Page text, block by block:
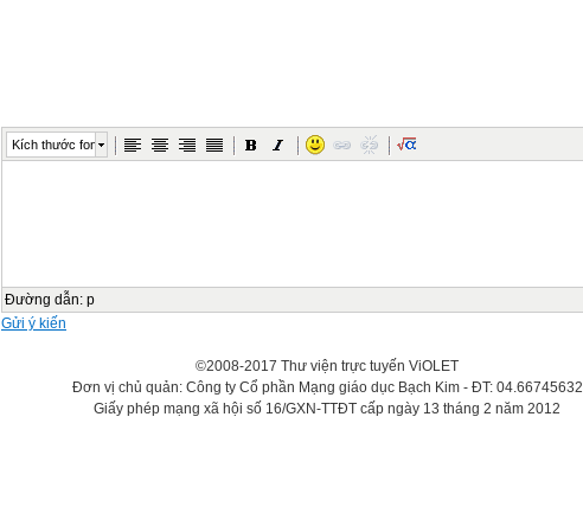
Kích thước font
Đường dẫn: p
Gửi ý kiến
©2008-2017 Thư viện trực tuyến ViOLET
Đơn vị chủ quản: Công ty Cổ phần Mạng giáo dục Bạch Kim - ĐT: 04.66745632
Giấy phép mạng xã hội số 16/GXN-TTĐT cấp ngày 13 tháng 2 năm 2012